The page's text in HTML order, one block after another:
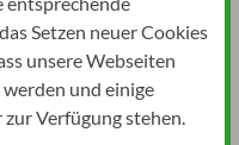
Setzen neuer Cookies
unsere Webseiten
und einige
Verfügung stehen.